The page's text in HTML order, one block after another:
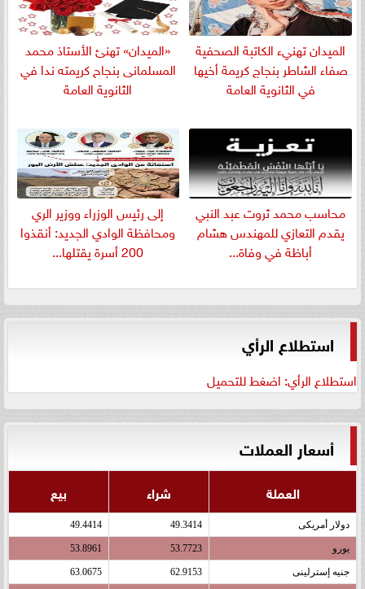
الميدان تهنيء الكاتبة الصحفية
صفاء الشاطر بنجاج كريمة أخيها
في الثانوية العامة
«الميدان» تهنئ الأستاذ محمد
المسلمانى بنجاح كريمته ندا في
الثانوية العامة
​محاسب محمد ثروت عبد النبي
يقدم التعازي للمهندس هشام
أباظة في وفاة...
إلى رئيس الوزراء ووزير الري
ومحافظة الوادي الجديد: أنقذوا
200 أسرة يقتلها...
استطلاع الرأي
استطلاع الرأي: اضغط للتحميل
أسعار العملات
العملة شراء بيع
دولار أمريكى 49.3414
49.4414
يورو 53.7723
53.8961
جنيه إسترلينى 62.9153
63.0675